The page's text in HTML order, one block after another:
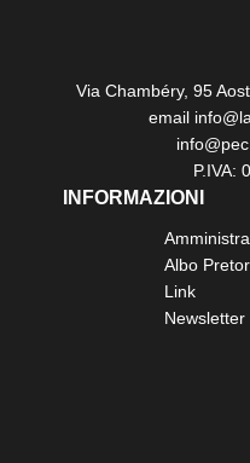
Via Chambéry, 95
email
P.IVA:
INFORMAZIONI
Albo
Link
Newsletter